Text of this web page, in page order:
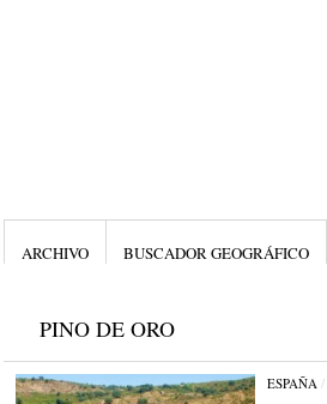
ARCHIVO BUSCADOR GEOGRÁFICO
PINO DE ORO
ESPAÑA/